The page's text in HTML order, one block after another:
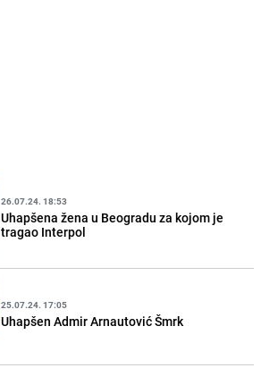
26.07.24. 18:53
Uhapšena žena u Beogradu za kojom je
tragao Interpol
25.07.24. 17:05
Uhapšen Admir Arnautović Šmrk